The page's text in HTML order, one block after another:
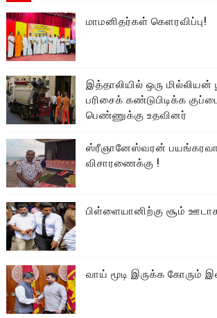
மாமனிதர்கள் கௌரவிப்பு!
இத்தாலியில் ஒரு மில்லியன்
பரிசைக் கண்டுபிடிக்க
பெண்ணுக்கு உதவினர்
ஸ்ரீஞானேஸ்வரன்
விசாரணைக்கு !
பிள்ளையானிற்கு சூம்
வாய் மூடி இருக்க கோரும்